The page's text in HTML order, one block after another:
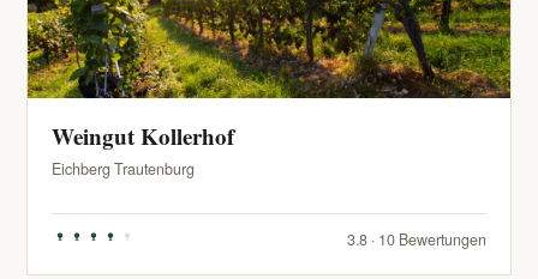
Weingut Kollerhof
Eichberg Trautenburg
3.8 · 10 Bewertungen